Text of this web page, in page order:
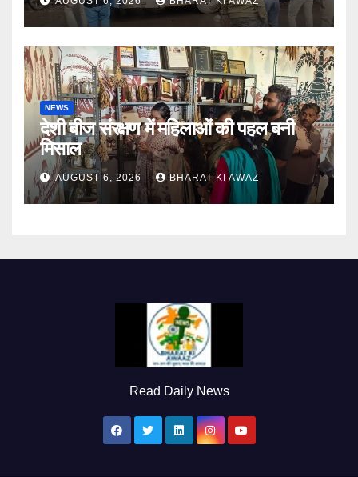
NEWS
देशी बीज संरक्षण में महिलाओं की पहल बनी
मिसाल
AUGUST 6, 2026 BHARAT KI AWAZ
Read Daily News